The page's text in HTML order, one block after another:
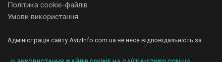
Політика cookie-файлів
Умови використання
Адміністрація сайту AvizInfo.com.ua не несе відповідальність за
зміст розміщених оголошень.